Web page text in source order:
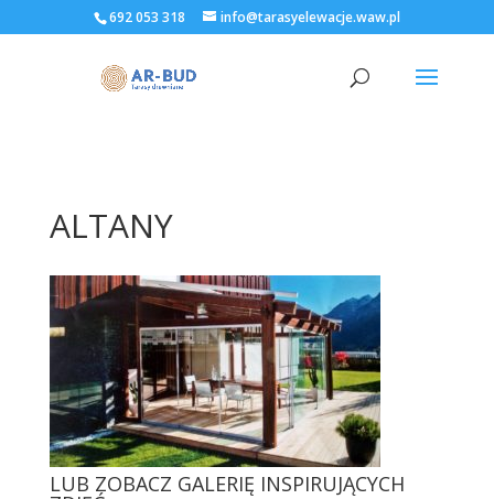
692 053 318 info@tarasyelewacje.waw.pl
ALTANY
LUB ZOBACZ GALERIĘ INSPIRUJĄCYCH